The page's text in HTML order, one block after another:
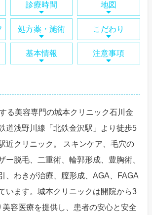
診療時間 地図
処方薬・施術 こだわり
基本情報 注意事項
る美容専門の城本クリニック石川金
道浅野川線「北鉄金沢駅」より徒歩5
近クリニック。 スキンケア、毛穴の
ー脱毛、二重術、輪郭形成、豊胸術、
、わきが治療、膣形成、AGA、FAGA
います。城本クリニックは開院から3
容医療を提供し、患者の安心と安全